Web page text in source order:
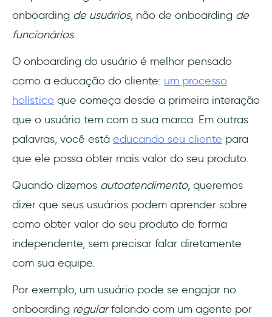
onboarding de usuários, não de onboarding de
funcionários.
O onboarding do usuário é melhor pensado
como a educação do cliente: um processo
holístico que começa desde a primeira interação
que o usuário tem com a sua marca. Em outras
palavras, você está educando seu cliente para
que ele possa obter mais valor do seu produto.
Quando dizemos autoatendimento, queremos
dizer que seus usuários podem aprender sobre
como obter valor do seu produto de forma
independente, sem precisar falar diretamente
com sua equipe.
Por exemplo, um usuário pode se engajar no
onboarding regularfalando com um agente por